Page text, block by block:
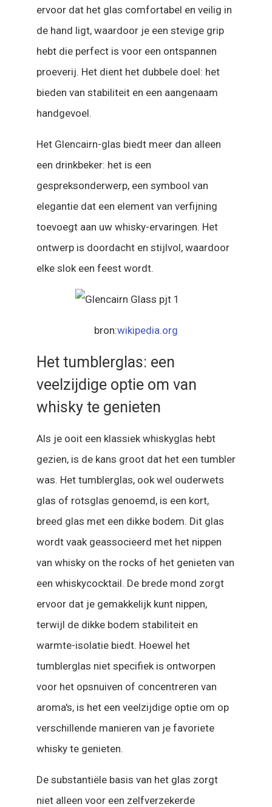
ervoor dat het glas comfortabel en veilig in
de hand ligt, waardoor je een stevige grip
hebt die perfect is voor een ontspannen
proeverij. Het dient het dubbele doel: het
bieden van stabiliteit en een aangenaam
handgevoel.
Het Glencairn-glas biedt meer dan alleen
een drinkbeker: het is een
gespreksonderwerp, een symbool van
elegantie dat een element van verfijning
toevoegt aan uw whisky-ervaringen. Het
ontwerp is doordacht en stijlvol, waardoor
elke slok een feest wordt.
bron:wikipedia.org
Het tumblerglas: een
veelzijdige optie om van
whisky te genieten
Als je ooit een klassiek whiskyglas hebt
gezien, is de kans groot dat het een tumbler
was. Het tumblerglas, ook wel ouderwets
glas of rotsglas genoemd, is een kort,
breed glas met een dikke bodem. Dit glas
wordt vaak geassocieerd met het nippen
van whisky on the rocks of het genieten van
een whiskycocktail. De brede mond zorgt
ervoor dat je gemakkelijk kunt nippen,
terwijl de dikke bodem stabiliteit en
warmte-isolatie biedt. Hoewel het
tumblerglas niet specifiek is ontworpen
voor het opsnuiven of concentreren van
aroma's, is het een veelzijdige optie om op
verschillende manieren van je favoriete
whisky te genieten.
De substantiële basis van het glas zorgt
niet alleen voor een zelfverzekerde